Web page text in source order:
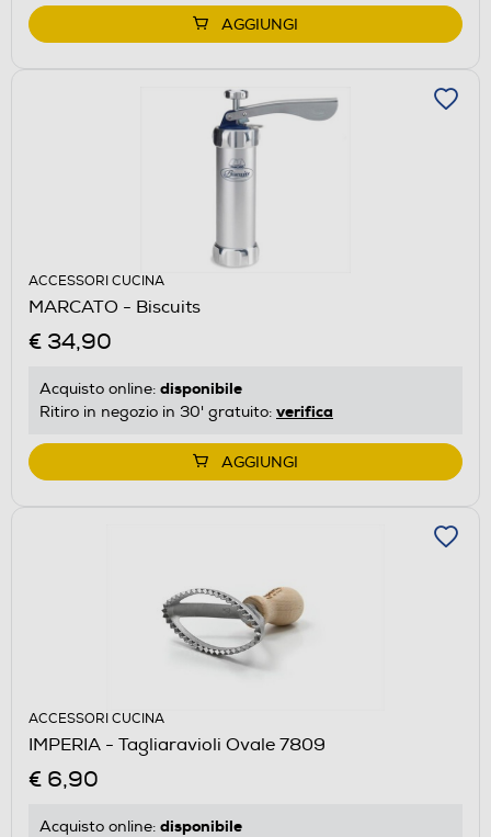
AGGIUNGI
ACCESSORI CUCINA
MARCATO - Biscuits
€ 34,90
Acquisto online: disponibile
Ritiro in negozio in 30' gratuito: verifica
AGGIUNGI
ACCESSORI CUCINA
IMPERIA - Tagliaravioli Ovale 7809
€ 6,90
Acquisto online: disponibile